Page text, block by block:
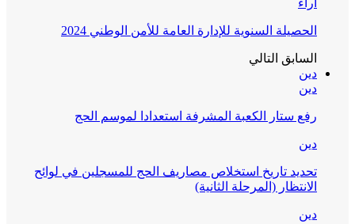
آراء
الحصيلة السنوية للإدارة العامة للأمن الوطني 2024
السابق التالي
دين
دين
رفع ستار الكعبة المشرفة استعدادا لموسم الحج
دين
تحديد تاريخ استخلاص مصاريف الحج للمسجلين في لوائح
الانتظار (المرحلة الثانية)
دين